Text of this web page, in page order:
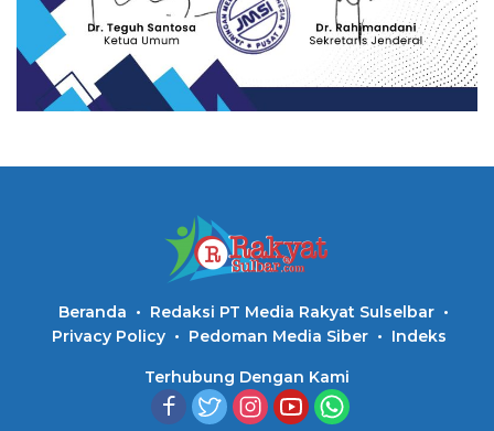
Beranda
Redaksi PT Media Rakyat Sulselbar
Privacy Policy
Pedoman Media Siber Indeks
Terhubung Dengan Kami